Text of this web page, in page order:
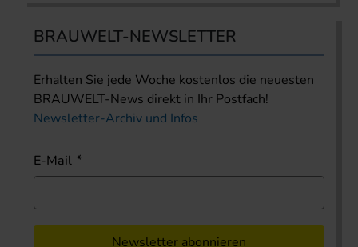
BRAUWELT-NEWSLETTER
Erhalten Sie jede Woche kostenlos die neuesten
BRAUWELT-News direkt in Ihr Postfach!
Newsletter-Archiv und Infos
E-Mail
Newsletter abonnieren